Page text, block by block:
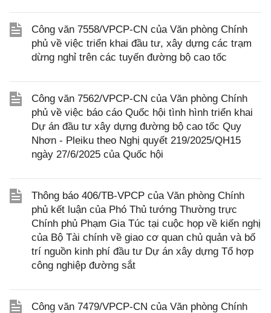
Công văn 7558/VPCP-CN của Văn phòng Chính
phủ về việc triển khai đầu tư, xây dựng các trạm
dừng nghỉ trên các tuyến đường bộ cao tốc
Công văn 7562/VPCP-CN của Văn phòng Chính
phủ về việc báo cáo Quốc hội tình hình triển khai
Dự án đầu tư xây dựng đường bộ cao tốc Quy
Nhơn - Pleiku theo Nghị quyết 219/2025/QH15
ngày 27/6/2025 của Quốc hội
Thông báo 406/TB-VPCP của Văn phòng Chính
phủ kết luận của Phó Thủ tướng Thường trực
Chính phủ Phạm Gia Túc tại cuộc họp về kiến nghị
của Bộ Tài chính về giao cơ quan chủ quản và bố
trí nguồn kinh phí đầu tư Dự án xây dựng Tổ hợp
công nghiệp đường sắt
Công văn 7479/VPCP-CN của Văn phòng Chính